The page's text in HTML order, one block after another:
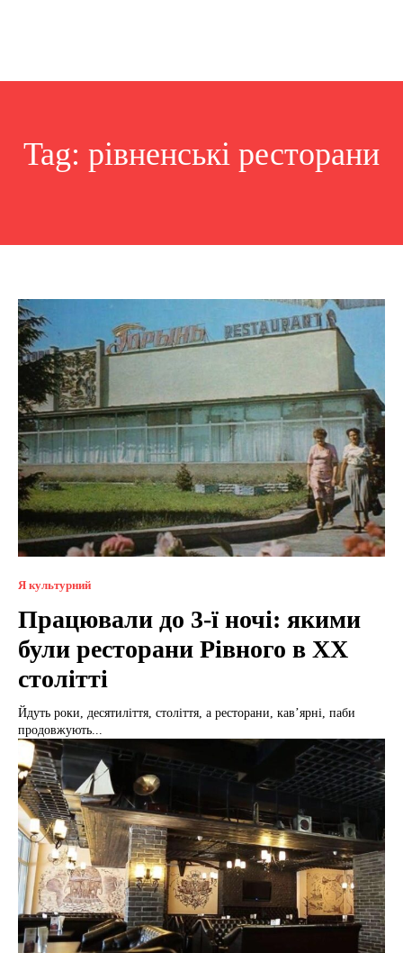
Tag: рівненські ресторани
Я культурний
Працювали до 3-ї ночі: якими
були ресторани Рівного в XX
столітті
Йдуть роки, десятиліття, століття, а ресторани, кав’ярні, паби
продовжують...